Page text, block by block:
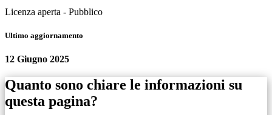
Licenza aperta - Pubblico
Ultimo aggiornamento
12 Giugno 2025
Quanto sono chiare le informazioni su
questa pagina?